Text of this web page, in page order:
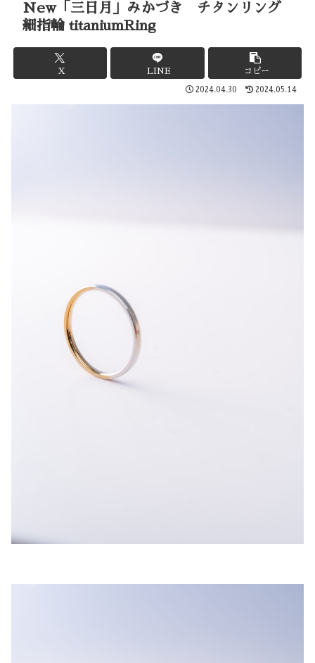
New「三日月」みかづき チタンリング
細指輪 titaniumRing
X LINE コピー
2024.04.30 2024.05.14